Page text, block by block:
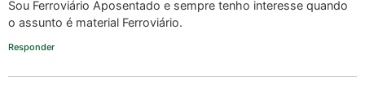
Sou Ferroviário Aposentado e sempre tenho interesse quando
o assunto é material Ferroviário.
Responder